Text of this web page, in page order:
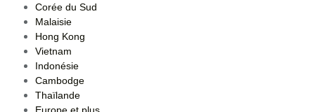
Corée du Sud
Malaisie
Hong Kong
Vietnam
Indonésie
Cambodge
Thaïlande
Europe et plus